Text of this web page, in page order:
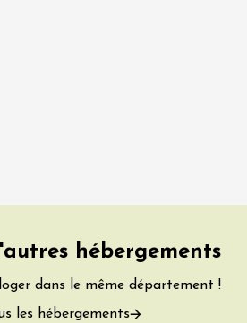
hébergements
dans le même département !
les hébergements